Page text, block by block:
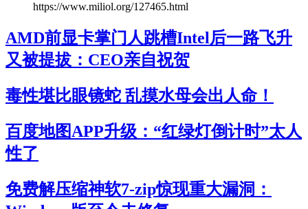
https://www.miliol.org/127465.html
AMD前显卡掌门人跳槽Intel后一路飞升
又被提拔：CEO亲自祝贺
毒性堪比眼镜蛇 乱摸水母会出人命！
百度地图APP升级：“红绿灯倒计时”太人
性了
免费解压缩神软7-zip惊现重大漏洞：